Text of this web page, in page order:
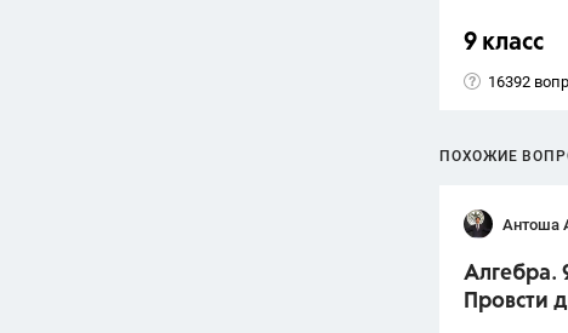
9 класс
16392
ПОХОЖИЕ
Антоша
Алгебра.
Провсти